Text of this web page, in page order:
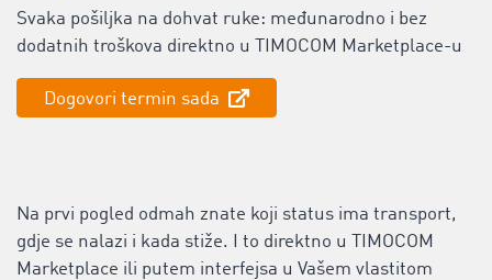
Svaka pošiljka na dohvat ruke: međunarodno i bez
dodatnih troškova direktno u TIMOCOM Marketplace-u
Dogovori termin sada
Na prvi pogled odmah znate koji status ima transport,
gdje se nalazi i kada stiže. I to direktno u TIMOCOM
Marketplace ili putem ‌interfejsa u Vašem vlastitom